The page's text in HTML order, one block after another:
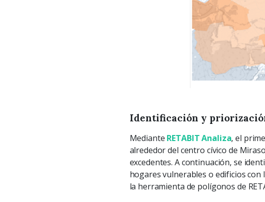
Identificación y
Mediante RETABIT Analiza, el
alrededor del centro cívico de
excedentes. A continuación, se
hogares vulnerables o edificios
la herramienta de polígonos de